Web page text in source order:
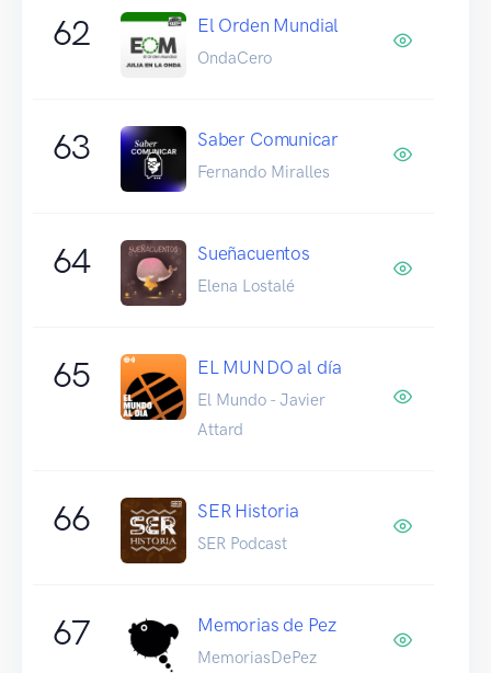
62 El Orden Mundial
OndaCero
63 Saber Comunicar
Fernando Miralles
64 Sueñacuentos
Elena Lostalé
65 EL MUNDO al día
El Mundo - Javier
Attard
66 SER Historia
SER Podcast
67 Memorias de Pez
MemoriasDePez